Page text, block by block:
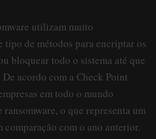
utilizam muito
tipo de métodos para encriptar os
bloquear todo o sistema até que
De acordo com a Check Point
em todo o mundo
ransomware, o que representa um
comparação com o ano anterior.